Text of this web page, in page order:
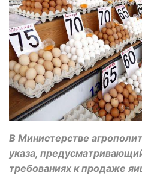
В Министерстве
указа,
требованиях к продаже